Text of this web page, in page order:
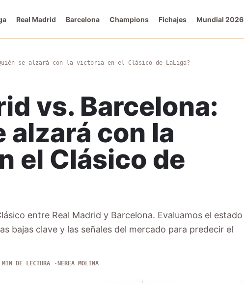
Real Madrid Barcelona Champions Fichajes Mundial 2026
se alzará con la victoria en el Clásico de LaLiga?
vs. Barcelona:
alzará con la
el Clásico de
entre Real Madrid y Barcelona. Evaluamos el estado
bajas clave y las señales del mercado para predecir el
DE LECTURA NEREA MOLINA